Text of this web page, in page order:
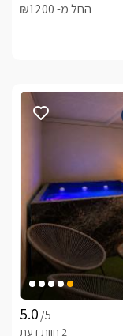
החל מ- ₪1200
/5